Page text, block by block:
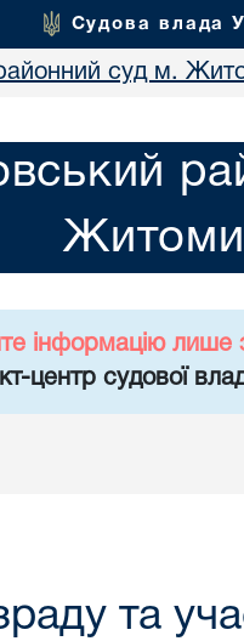
Судова влада
суд м.
інформацію лише
центр судової
та